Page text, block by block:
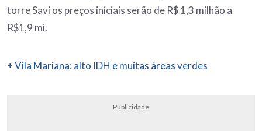
torre Savi os preços iniciais serão de R$ 1,3 milhão a
R$1,9 mi.
+ Vila Mariana: alto IDH e muitas áreas verdes
Publicidade